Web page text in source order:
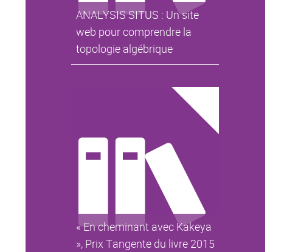
ANALYSIS SITUS : Un site
web pour comprendre la
topologie algébrique
« En cheminant avec Kakeya
», Prix Tangente du livre 2015